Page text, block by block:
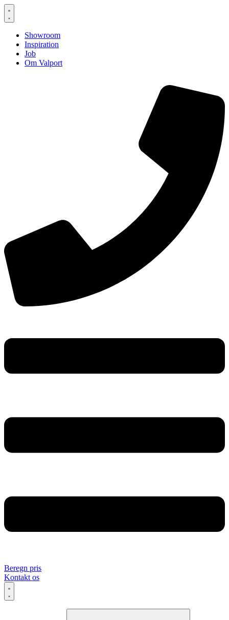
Showroom
Inspiration
Job
Om Valport
Beregn pris
Kontakt os